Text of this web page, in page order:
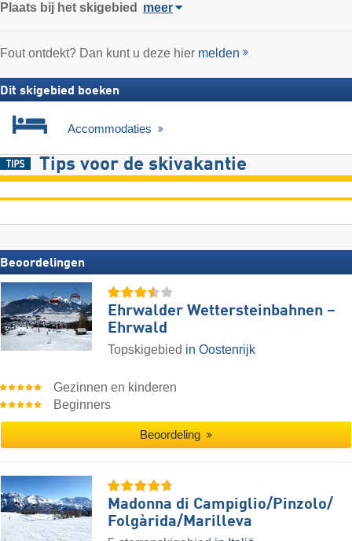
Plaats bij het skigebied meer
Fout ontdekt? Dan kunt u deze hier melden
Dit skigebied boeken
Accommodaties
Tips voor de skivakantie
Beoordelingen
Ehrwalder Wettersteinbahnen –
Ehrwald
Topskigebied in Oostenrijk
Gezinnen en kinderen
Beginners
Beoordeling
Madonna di Campiglio/​Pinzolo/​
Folgàrida/​Marilleva